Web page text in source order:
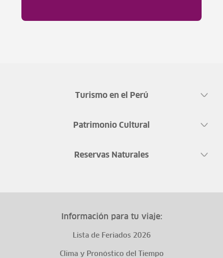
Turismo en el Perú
Patrimonio Cultural
Reservas Naturales
Información para tu viaje:
Lista de Feriados 2026
Clima y Pronóstico del Tiempo